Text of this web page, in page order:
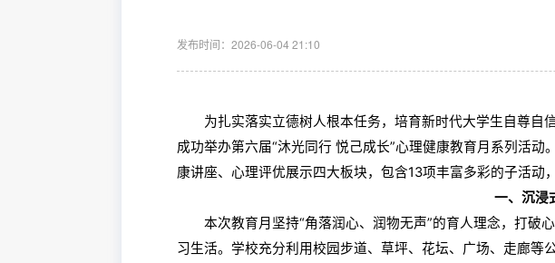
发布时间：2026-06-04 21:10
为扎实落实立德树人根本任务，培育新时代大学生自尊自
成功举办第六届“沐光同行 悦己成长”心理健康教育月系列活
康讲座、心理评优展示四大板块，包含13项丰富多彩的子活动
一、沉浸
本次教育月坚持“角落润心、润物无声”的育人理念，打破
习生活。学校充分利用校园步道、草坪、花坛、广场、走廊